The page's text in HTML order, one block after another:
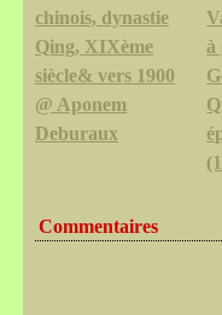
chinois, dynastie
Qing, XIXème
siècle& vers 1900
@ Aponem
Deburaux
à
Commentaires